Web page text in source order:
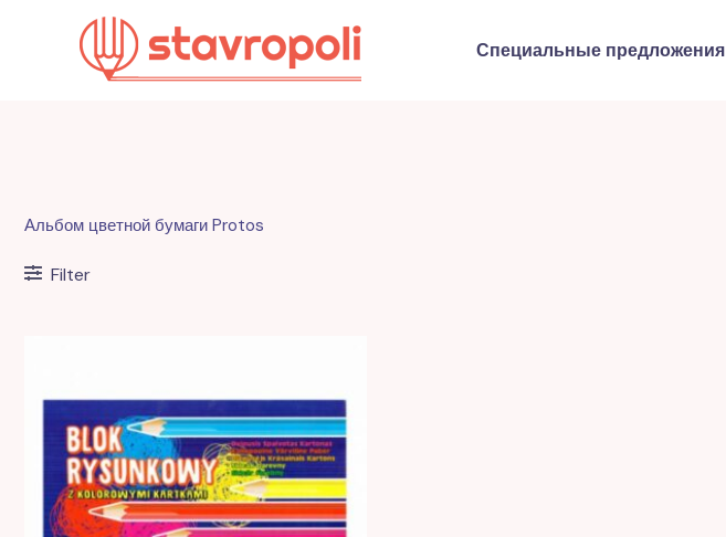
содержимому
Специальные предложения
Альбом цветной бумаги Protos
Filter